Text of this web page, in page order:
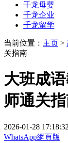
千龙母婴
千龙企业
千龙留学
当前位置： 主页 >
关指南
大班成
师通关
2026-01-28 17:18:32
WhatsApp網頁版